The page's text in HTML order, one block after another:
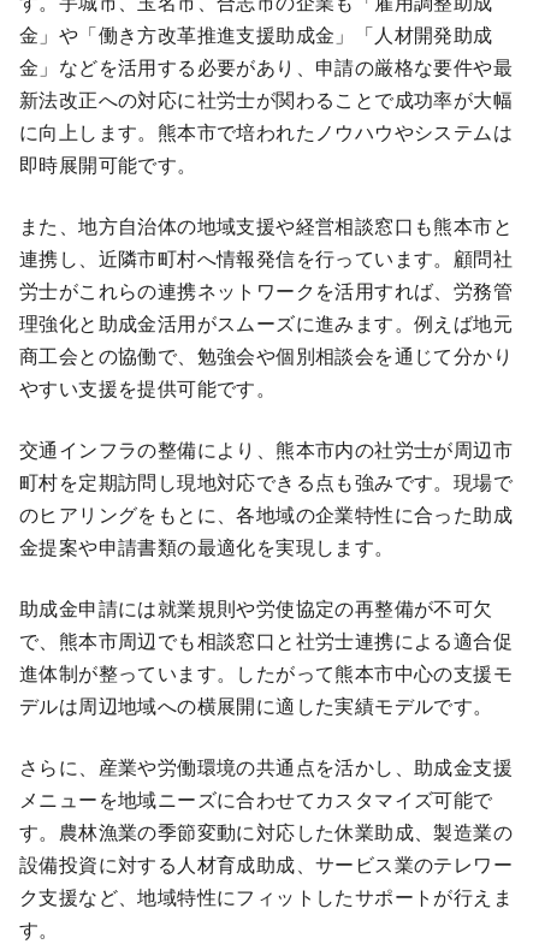
金」や「働き方改革推進支援助成金」「人材開発助成
金」などを活用する必要があり、申請の厳格な要件や最
新法改正への対応に社労士が関わることで成功率が大幅
に向上します。熊本市で培われたノウハウやシステムは
即時展開可能です。
また、地方自治体の地域支援や経営相談窓口も熊本市と
連携し、近隣市町村へ情報発信を行っています。顧問社
労士がこれらの連携ネットワークを活用すれば、労務管
理強化と助成金活用がスムーズに進みます。例えば地元
商工会との協働で、勉強会や個別相談会を通じて分かり
やすい支援を提供可能です。
交通インフラの整備により、熊本市内の社労士が周辺市
町村を定期訪問し現地対応できる点も強みです。現場で
のヒアリングをもとに、各地域の企業特性に合った助成
金提案や申請書類の最適化を実現します。
助成金申請には就業規則や労使協定の再整備が不可欠
で、熊本市周辺でも相談窓口と社労士連携による適合促
進体制が整っています。したがって熊本市中心の支援モ
デルは周辺地域への横展開に適した実績モデルです。
さらに、産業や労働環境の共通点を活かし、助成金支援
メニューを地域ニーズに合わせてカスタマイズ可能で
す。農林漁業の季節変動に対応した休業助成、製造業の
設備投資に対する人材育成助成、サービス業のテレワー
ク支援など、地域特性にフィットしたサポートが行えま
す。